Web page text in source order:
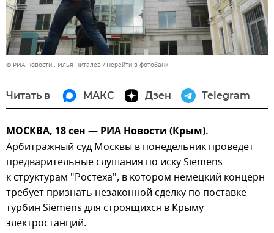
© РИА Новости . Илья Питалев Перейти в фотобанк
Читать в МАКС Дзен Telegram
МОСКВА, 18 сен — РИА Новости (Крым).
Арбитражный суд Москвы в понедельник проведет
предварительные слушания по иску Siemens
к структурам "Ростеха", в котором немецкий концерн
требует признать незаконной сделку по поставке
турбин Siemens для строящихся в Крыму
электростанций.